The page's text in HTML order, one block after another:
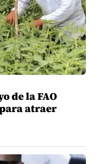
de la FAO
atraer